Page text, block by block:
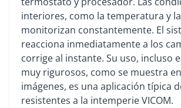
interiores, como la temperatura y
monitorizan constantemente. El
reacciona inmediatamente a los
corrige al instante. Su uso, incluso
muy rigurosos, como se muestra
imágenes, es una aplicación típica
resistentes a la intemperie VICOM.